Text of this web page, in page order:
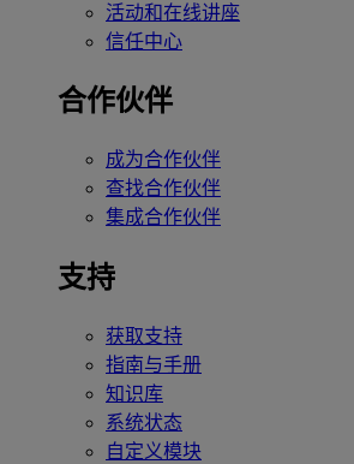
活动和在线讲座
信任中心
合作伙伴
成为合作伙伴
查找合作伙伴
集成合作伙伴
支持
获取支持
指南与手册
知识库
系统状态
自定义模块